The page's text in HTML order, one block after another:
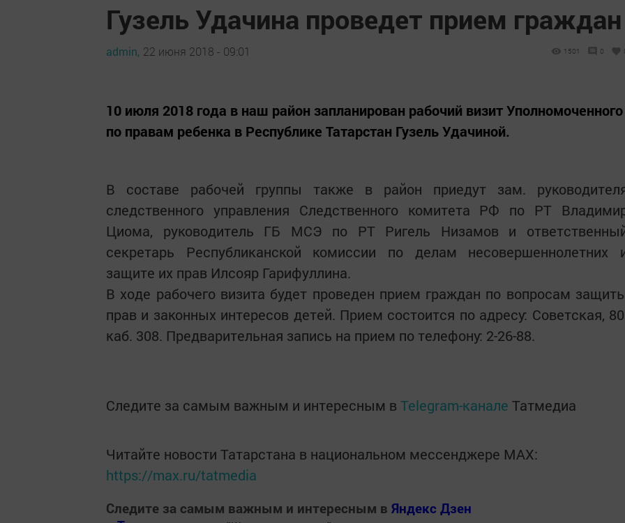
Гузель Удачина проведет прием граждан
admin, 22 июня 2018 - 09:01 1501 0
10 июля 2018 года в наш район запланирован рабочий визит Уполномоченного
по правам ребенка в Республике Татарстан Гузель Удачиной.
В составе рабочей группы также в район приедут зам.
следственного управления Следственного комитета РФ по РТ
Циома, руководитель ГБ МСЭ по РТ Ригель Низамов и
секретарь Республиканской комиссии по делам несовершеннолетних
защите их прав Илсояр Гарифуллина.
В ходе рабочего визита будет проведен прием граждан по вопросам
прав и законных интересов детей. Прием состоится по адресу: Советская,
каб. 308. Предварительная запись на прием по телефону: 2-26-88.
Следите за самым важным и интересным в Telegram-канале Татмедиа
Читайте новости Татарстана в национальном мессенджере MАХ:
https://max.ru/tatmedia
Следите за самым важным и интересным в Яндекс Дзен